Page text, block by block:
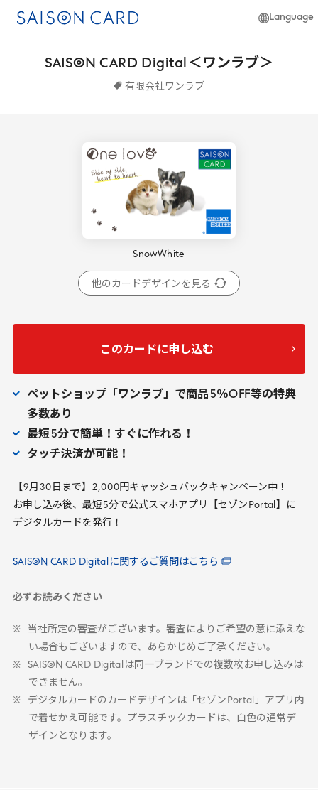
Language
簡体中文
SAISON CARD Digital ＜ワンラブ＞
有限会社ワンラブ
SnowWhite
他のカードデザインを見る
ペットショップ「ワンラブ」で商品 5％OFF等の特典
多数あり
最短5分で簡単！すぐに作れる！
タッチ決済が可能！
【9月 30 日まで】 2,000円キャッシュバックキャンペーン中！
お申し込み後、最短5分で公式スマホアプリ【セゾン Portal 】に
デジタルカードを発行！
このカードに申し込む
SAISON CARD Digital に関するご質問はこちら
必ずお読みください
当社所定の審査がございます。審査によりご希望の意に添えな
い場合もございますので、あらかじめご了承ください。
SAISON CARD Digital は同一ブランドでの複数枚お申し込みは
できません。
デジタルカードのカードデザインは「セゾン Portal
」アプリ内
で着せかえ可能です。プラスチックカードは、白色の通常デ
ザインとなります。